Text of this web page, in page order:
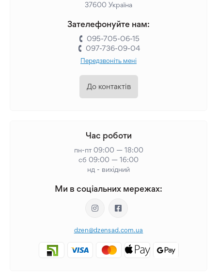
37600 Україна
Зателефонуйте нам:
095-705-06-15
097-736-09-04
Передзвоніть мені
До контактів
Час роботи
пн-пт 09:00 — 18:00
сб 09:00 — 16:00
нд - вихідний
Ми в соціальних мережах:
dzen@dzensad.com.ua